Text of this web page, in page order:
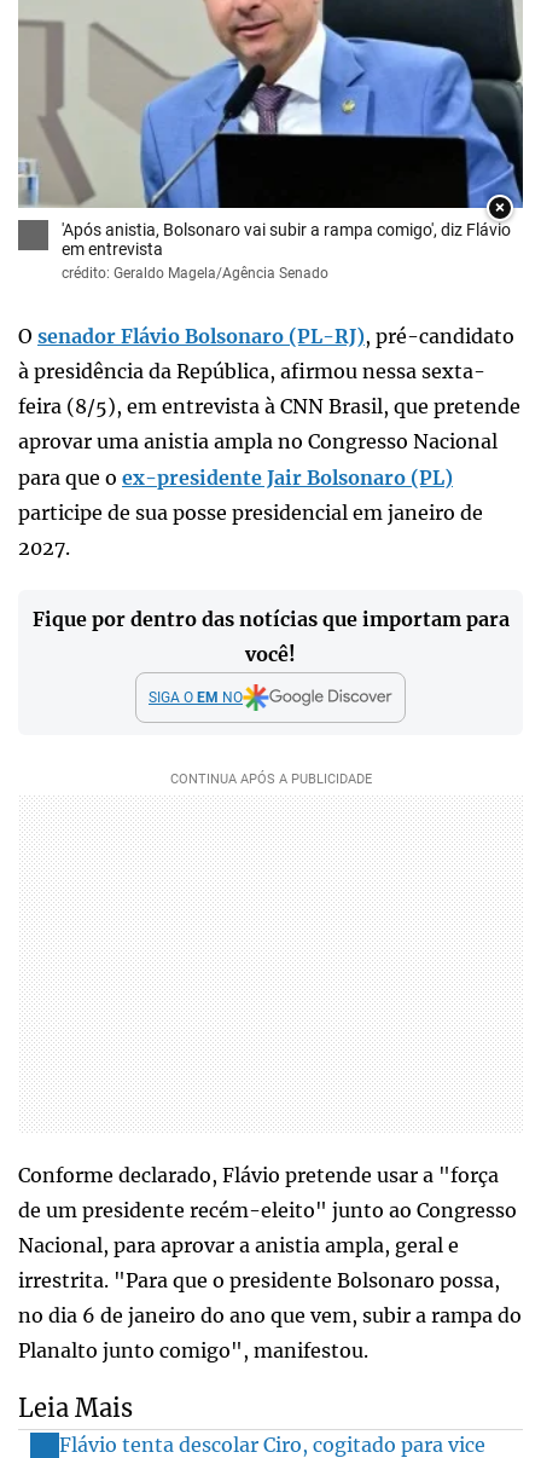
×
'Após anistia, Bolsonaro vai subir a rampa comigo', diz Flávio
em entrevista
crédito: Geraldo Magela/Agência Senado
O senador Flávio Bolsonaro (PL-RJ), pré-candidato
à presidência da República, afirmou nessa sexta-
feira (8/5), em entrevista à CNN Brasil, que pretende
aprovar uma anistia ampla no Congresso Nacional
para que o ex-presidente Jair Bolsonaro (PL)
participe de sua posse presidencial em janeiro de
2027.
Fique por dentro das notícias que importam para
você!
SIGA O EM NO
Conforme declarado, Flávio pretende usar a "força
de um presidente recém-eleito" junto ao Congresso
Nacional, para aprovar a anistia ampla, geral e
irrestrita. "Para que o presidente Bolsonaro possa,
no dia 6 de janeiro do ano que vem, subir a rampa do
Planalto junto comigo", manifestou.
Leia Mais
Flávio tenta descolar Ciro, cogitado para vice